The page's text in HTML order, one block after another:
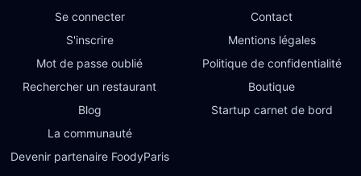
Se connecter
S'inscrire
Mot de passe oublié
Rechercher un restaurant
Blog
La communauté
Devenir partenaire FoodyParis
Contact
Mentions légales
Politique de confidentialité
Boutique
Startup carnet de bord